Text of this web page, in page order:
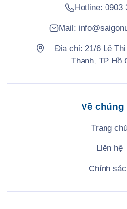
Hotline: 0903
Mail:
Địa chỉ: 21/6 Lê
Thạnh, TP Hồ
Về chúng
Trang chủ
Liên hệ
Chính